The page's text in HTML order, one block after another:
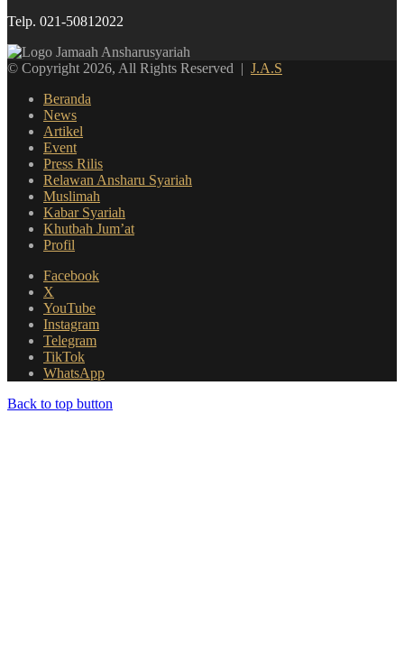
Telp. 021-50812022
© Copyright 2026, All Rights Reserved | J.A.S
Beranda
News
Artikel
Event
Press Rilis
Relawan Ansharu Syariah
Muslimah
Kabar Syariah
Khutbah Jum’at
Profil
Facebook
X
YouTube
Instagram
Telegram
TikTok
WhatsApp
Back to top button